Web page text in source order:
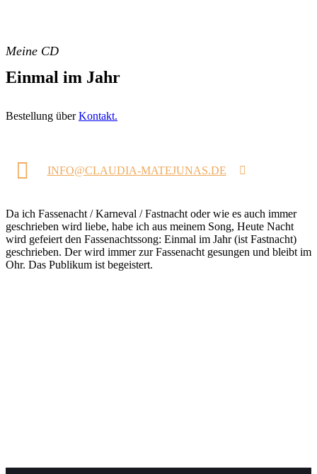
Meine CD
Einmal im Jahr
Bestellung überKontakt.
INFO@CLAUDIA-MATEJUNAS.DE
Da ich Fassenacht / Karneval / Fastnacht oder wie es auch immer
geschrieben wird liebe, habe ich aus meinem Song, Heute Nacht
wird gefeiert den Fassenachtssong: Einmal im Jahr (ist Fastnacht)
geschrieben. Der wird immer zur Fassenacht gesungen und bleibt im
Ohr. Das Publikum ist begeistert.